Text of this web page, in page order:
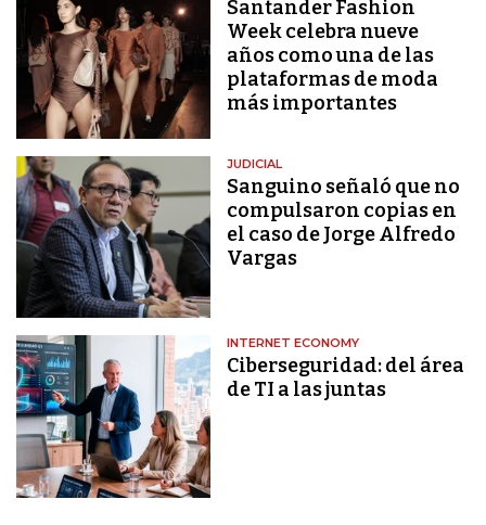
Santander Fashion
Week celebra nueve
años como una de las
plataformas de moda
más importantes
JUDICIAL
Sanguino señaló que no
compulsaron copias en
el caso de Jorge Alfredo
Vargas
INTERNET ECONOMY
Ciberseguridad: del área
de TI a las juntas